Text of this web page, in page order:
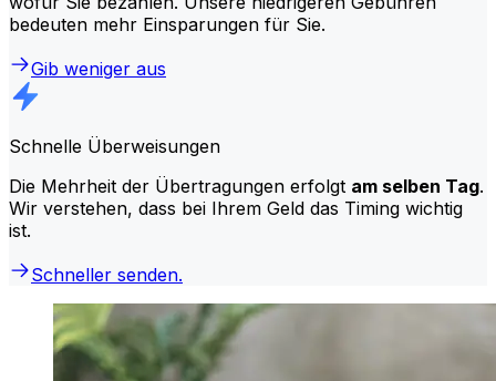
bedeuten mehr Einsparungen für Sie.
Gib weniger aus
Schnelle Überweisungen
Die Mehrheit der Übertragungen erfolgt am selben Tag.
Wir verstehen, dass bei Ihrem Geld das Timing wichtig
ist.
Schneller senden.